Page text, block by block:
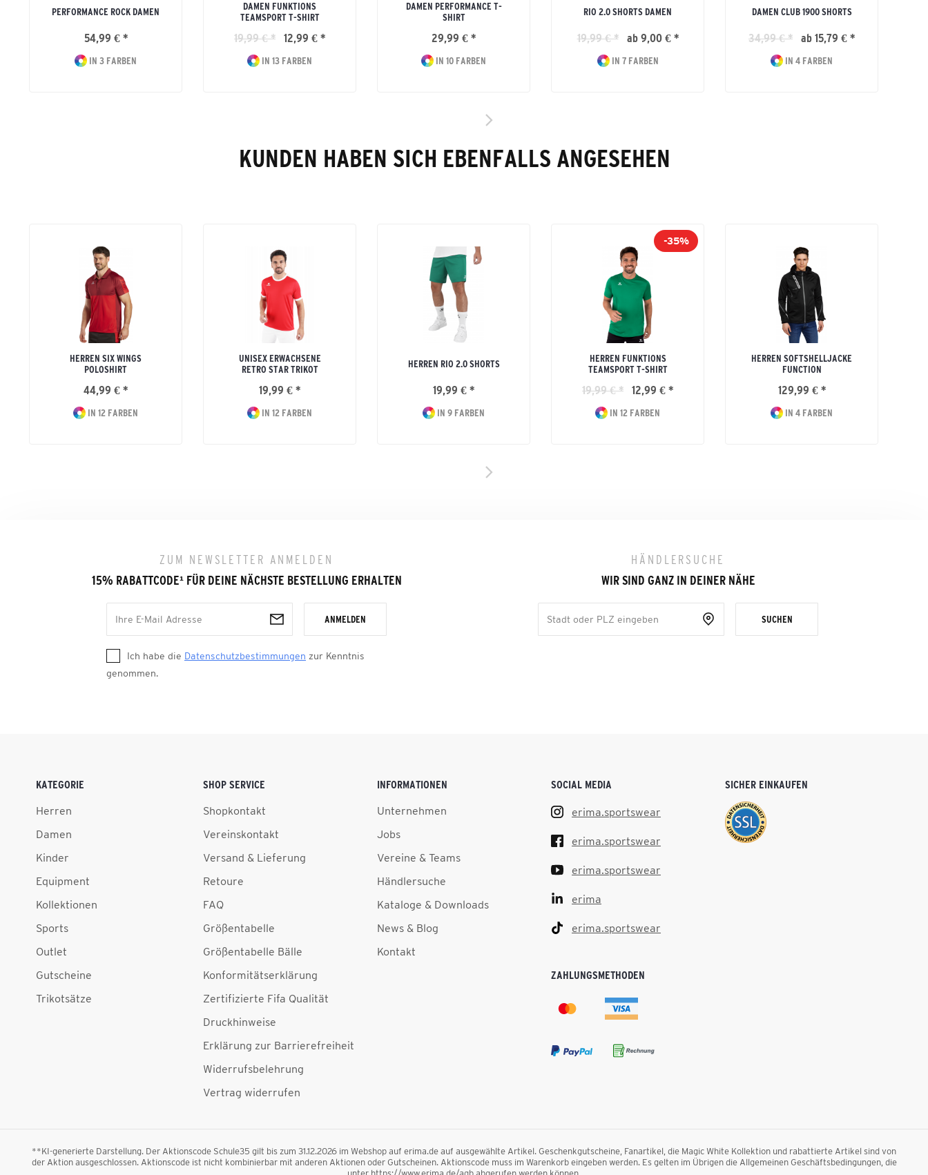
PERFORMANCE ROCK DAMEN
54,99 € *
IN 3 FARBEN
DAMEN FUNKTIONS
TEAMSPORT T-SHIRT
19,99 € * 12,99 € *
IN 13 FARBEN
DAMEN PERFORMANCE T-
SHIRT
29,99 € *
IN 10 FARBEN
RIO 2.0 SHORTS DAMEN
19,99 € * ab 9,00 € *
IN 7 FARBEN
DAMEN CLUB 1900 SHORTS
34,99 € * ab 15,79 € *
IN 4 FARBEN
KUNDEN HABEN SICH EBENFALLS ANGESEHEN
HERREN SIX WINGS
POLOSHIRT
44,99 € *
IN 12 FARBEN
UNISEX ERWACHSENE
RETRO STAR TRIKOT
19,99 € *
IN 12 FARBEN
HERREN RIO 2.0 SHORTS
19,99 € *
IN 9 FARBEN
-35%
HERREN FUNKTIONS
TEAMSPORT T-SHIRT
19,99 € * 12,99 € *
IN 12 FARBEN
HERREN SOFTSHELLJACKE
FUNCTION
129,99 € *
IN 4 FARBEN
ZUM NEWSLETTER ANMELDEN
15% RABATTCODE¹FÜR DEINE NÄCHSTE BESTELLUNG ERHALTEN
ANMELDEN
Ich habe die Datenschutzbestimmungen zur Kenntnis
genommen.
HÄNDLERSUCHE
WIR SIND GANZ IN DEINER NÄHE
SUCHEN
KATEGORIE
Herren
Damen
Kinder
Equipment
Kollektionen
Sports
Outlet
Gutscheine
Trikotsätze
SHOP SERVICE
Shopkontakt
Vereinskontakt
Versand & Lieferung
Retoure
FAQ
Größentabelle
Größentabelle Bälle
Konformitätserklärung
Zertifizierte Fifa Qualität
Druckhinweise
Erklärung zur Barrierefreiheit
Widerrufsbelehrung
Vertrag widerrufen
INFORMATIONEN
Unternehmen
Jobs
Vereine & Teams
Händlersuche
Kataloge & Downloads
News & Blog
Kontakt
SOCIAL MEDIA
erima.sportswear
erima.sportswear
erima.sportswear
erima
erima.sportswear
ZAHLUNGSMETHODEN
SICHER EINKAUFEN
**KI-generierte Darstellung. Der Aktionscode Schule35 gilt bis zum 31.12.2026 im Webshop auf erima.de auf ausgewählte Artikel. Geschenkgutscheine, Fanartikel, die Magic White Kollektion und rabattierte Artikel sind von
der Aktion ausgeschlossen. Aktionscode ist nicht kombinierbar mit anderen Aktionen oder Gutscheinen. Aktionscode muss im Warenkorb eingeben werden. Es gelten im Übrigen die Allgemeinen Geschäftsbedingungen, die